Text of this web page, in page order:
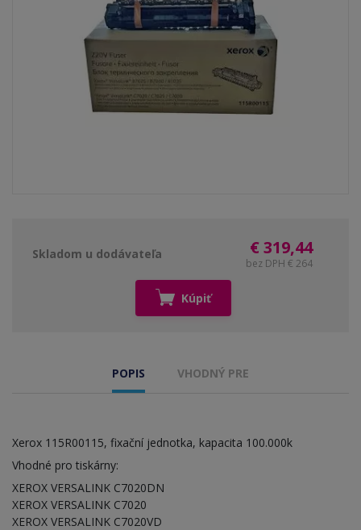
Skladom u dodávateľa € 319,44
bez DPH € 264
Kúpiť
POPIS VHODNÝ PRE
Xerox 115R00115, fixační jednotka, kapacita 100.000k
Vhodné pro tiskárny:
XEROX VERSALINK C7020DN
XEROX VERSALINK C7020
XEROX VERSALINK C7020VD